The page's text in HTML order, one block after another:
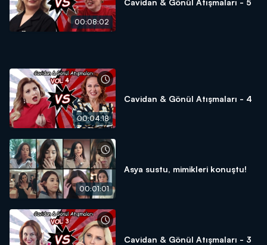
00:08:02
00:04:18
Cavidan & Gönül Atışmaları - 4
00:01:01
Asya sustu, mimikleri konuştu!
Cavidan & Gönül Atışmaları - 3